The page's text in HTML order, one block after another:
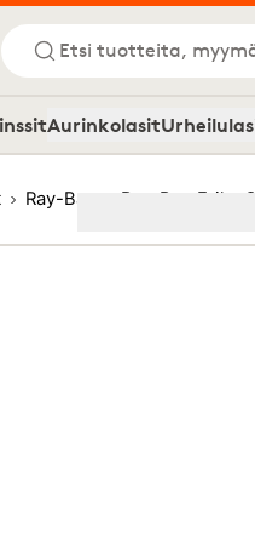
Etsi tuotteita,
Aurinkolasit
Ray-Ban Ray-Ban Erika